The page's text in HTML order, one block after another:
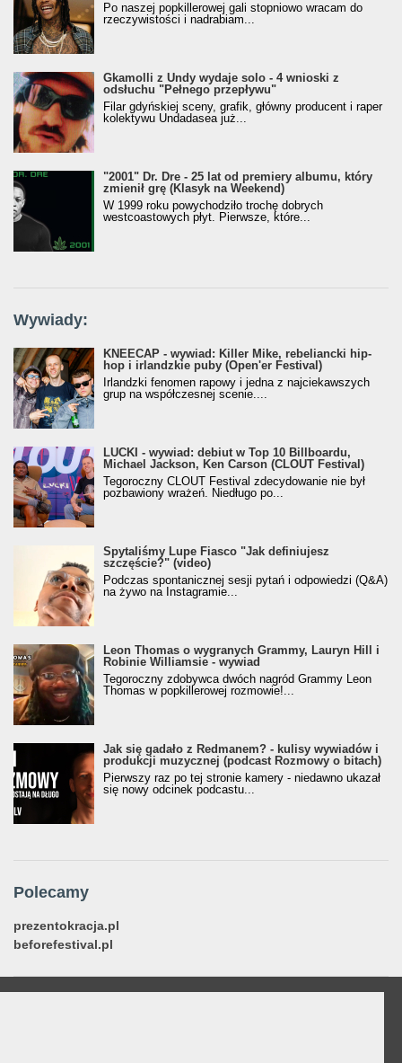
Po naszej popkillerowej gali stopniowo wracam do
rzeczywistości i nadrabiam...
Gkamolli z Undy wydaje solo - 4 wnioski z
odsłuchu "Pełnego przepływu"
Filar gdyńskiej sceny, grafik, główny producent i raper
kolektywu Undadasea już...
"2001" Dr. Dre - 25 lat od premiery albumu, który
zmienił grę (Klasyk na Weekend)
W 1999 roku powychodziło trochę dobrych
westcoastowych płyt. Pierwsze, które...
Wywiady:
KNEECAP - wywiad: Killer Mike, rebeliancki hip-
hop i irlandzkie puby (Open'er Festival)
Irlandzki fenomen rapowy i jedna z najciekawszych
grup na współczesnej scenie....
LUCKI - wywiad: debiut w Top 10 Billboardu,
Michael Jackson, Ken Carson (CLOUT Festival)
Tegoroczny CLOUT Festival zdecydowanie nie był
pozbawiony wrażeń. Niedługo po...
Spytaliśmy Lupe Fiasco "Jak definiujesz
szczęście?" (video)
Podczas spontanicznej sesji pytań i odpowiedzi (Q&A)
na żywo na Instagramie...
Leon Thomas o wygranych Grammy, Lauryn Hill i
Robinie Williamsie - wywiad
Tegoroczny zdobywca dwóch nagród Grammy Leon
Thomas w popkillerowej rozmowie!...
Jak się gadało z Redmanem? - kulisy wywiadów i
produkcji muzycznej (podcast Rozmowy o bitach)
Pierwszy raz po tej stronie kamery - niedawno ukazał
się nowy odcinek podcastu...
Polecamy
prezentokracja.pl
beforefestival.pl